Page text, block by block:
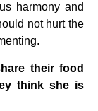
harmony and
not hurt the
their food
think she is